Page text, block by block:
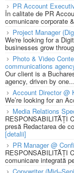
PR Account
În calitate de PR
comunicare corporate
Project Manager
We're looking for a
businesses grow
Photo & Video
communications
Our client is a
agency, driven by one...
Account Director @
We’re looking for an
Media Relations
RESPONSABILITĂȚI
presă Redactarea de
[detalii]
PR Manager @
RESPONSABILITĂȚI
comunicare integrată